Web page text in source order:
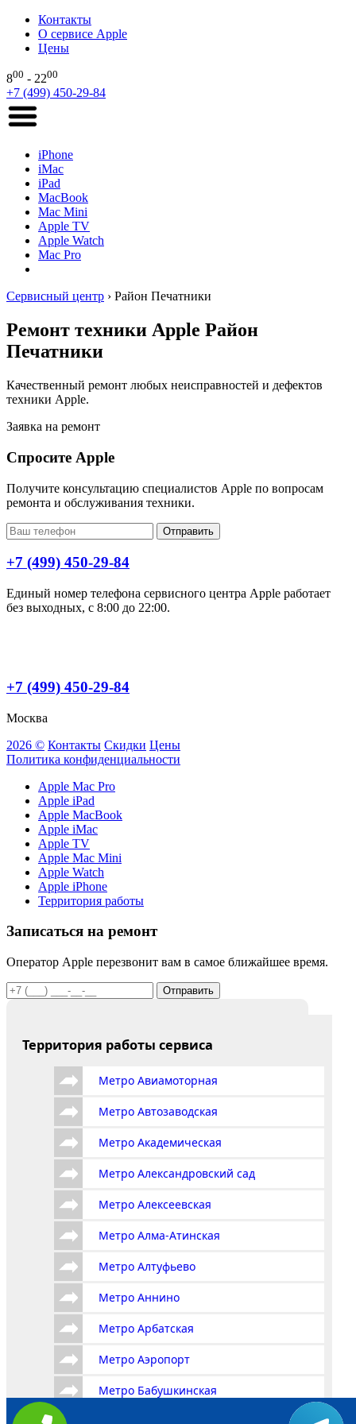
Контакты
О сервисе Apple
Цены
800 - 2200
+7 (499) 450-29-84
iPhone
iMac
iPad
MacBook
Mac Mini
Apple TV
Apple Watch
Mac Pro
Сервисный центр › Район Печатники
Ремонт техники Apple Район
Печатники
Качественный ремонт любых неисправностей и дефектов
техники Apple.
Заявка на ремонт
Спросите Apple
Получите консультацию специалистов Apple по вопросам
ремонта и обслуживания техники.
Отправить
+7 (499) 450-29-84
Единый номер телефона сервисного центра Apple работает
без выходных, с 8:00 до 22:00.
+7 (499) 450-29-84
Москва
2026 © Контакты Скидки Цены
Политика конфиденциальности
Apple Mac Pro
Apple iPad
Apple MacBook
Apple iMac
Apple TV
Apple Mac Mini
Apple Watch
Apple iPhone
Территория работы
Записаться на ремонт
Оператор Apple перезвонит вам в самое ближайшее время.
Отправить
Территория работы сервиса
Метро Авиамоторная
Метро Автозаводская
Метро Академическая
Метро Александровский сад
Метро Алексеевская
Метро Алма-Атинская
Метро Алтуфьево
Метро Аннино
Метро Арбатская
Метро Аэропорт
Метро Бабушкинская